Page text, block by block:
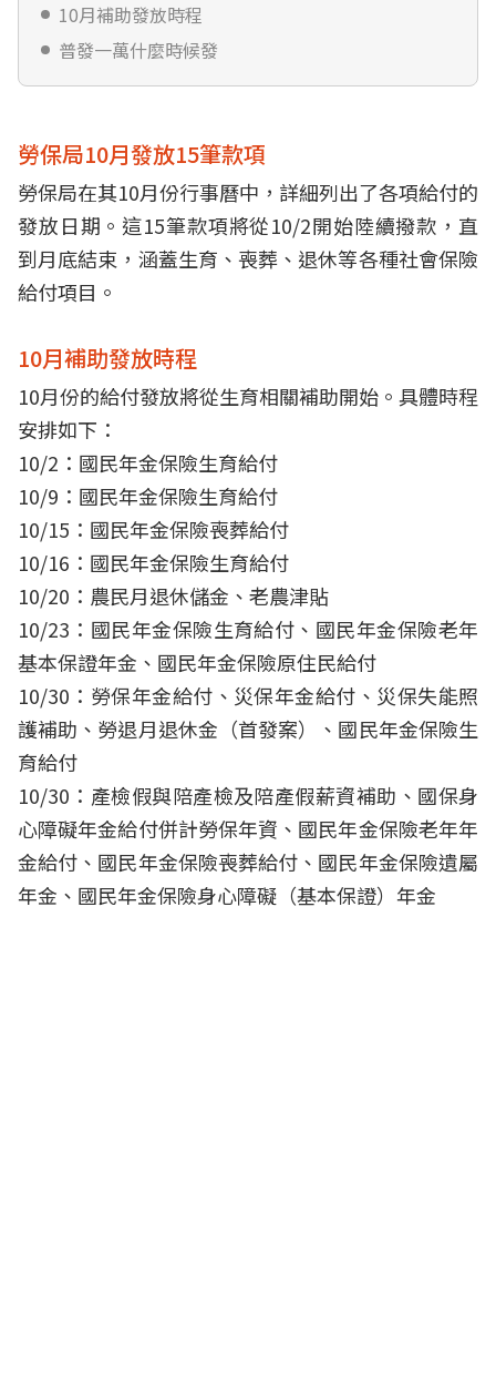
10月補助發放時程
普發一萬什麼時候發
勞保局10月發放15筆款項
勞保局在其10月份行事曆中，詳細列出了各項給付的
發放日期。這15筆款項將從10/2開始陸續撥款，直
到月底結束，涵蓋生育、喪葬、退休等各種社會保險
給付項目。
10月補助發放時程
10月份的給付發放將從生育相關補助開始。具體時程
安排如下：
10/2：國民年金保險生育給付
10/9：國民年金保險生育給付
10/15：國民年金保險喪葬給付
10/16：國民年金保險生育給付
10/20：農民月退休儲金、老農津貼
10/23：國民年金保險生育給付、國民年金保險老年
基本保證年金、國民年金保險原住民給付
10/30：勞保年金給付、災保年金給付、災保失能照
護補助、勞退月退休金（首發案）、國民年金保險生
育給付
10/30：產檢假與陪產檢及陪產假薪資補助、國保身
心障礙年金給付併計勞保年資、國民年金保險老年年
金給付、國民年金保險喪葬給付、國民年金保險遺屬
年金、國民年金保險身心障礙（基本保證）年金